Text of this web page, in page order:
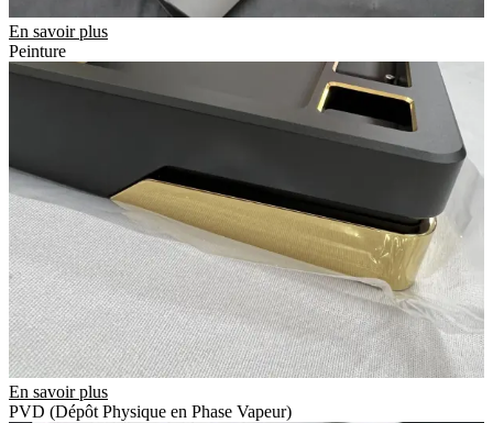
En savoir plus
Peinture
En savoir plus
PVD (Dépôt Physique en Phase Vapeur)